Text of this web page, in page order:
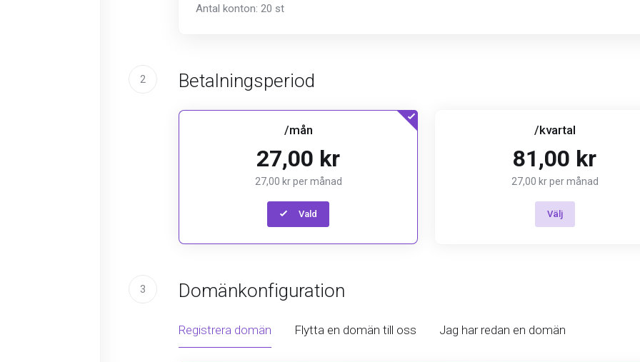
Antal konton: 20 st
2 Betalningsperiod
/mån
27,00 kr
27,00 kr per månad
Vald
/kvartal
81,00 kr
27,00 kr per månad
Välj
3 Domänkonfiguration
Registrera domän Flytta en domän till oss Jag har redan en domän